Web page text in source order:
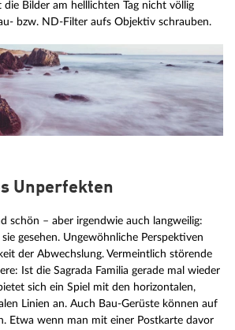
die Bilder am helllichten Tag nicht völlig
bzw. ND-Filter aufs Objektiv schrauben.
Unperfekten
schön – aber irgendwie auch langweilig:
gesehen. Ungewöhnliche Perspektiven
der Abwechslung. Vermeintlich störende
Ist die Sagrada Familia gerade mal wieder
sich ein Spiel mit den horizontalen,
Linien an. Auch Bau-Gerüste können auf
Etwa wenn man mit einer Postkarte davor